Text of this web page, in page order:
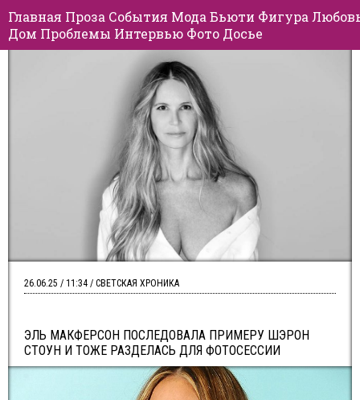
Главная Проза События Мода Бьюти Фигура
Дом Проблемы Интервью Фото Досье
ЭЛЬ МАКФЕРСОН ПОСЛЕДОВАЛА ПРИМЕРУ ШЭРОН
СТОУН И ТОЖЕ РАЗДЕЛАСЬ ДЛЯ ФОТОСЕССИИ
26.06.25 / 11:34 / СВЕТСКАЯ ХРОНИКА